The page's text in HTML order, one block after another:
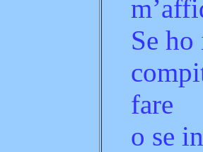
Se ho
fare
o se